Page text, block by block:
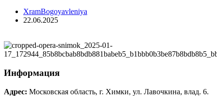
XramBogoyavleniya
22.06.2025
Информация
Адрес: Московская область, г. Химки, ул. Лавочкина, влад. 6.